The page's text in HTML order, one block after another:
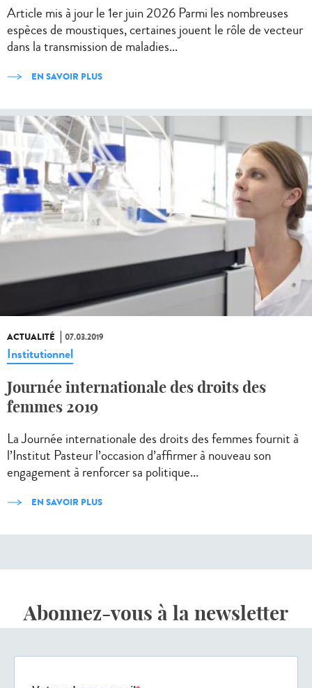
Article mis à jour le 1er juin 2026 Parmi les nombreuses
espèces de moustiques, certaines jouent le rôle de vecteur
dans la transmission de maladies...
EN SAVOIR PLUS
ACTUALITÉ 07.03.2019
Institutionnel
Journée internationale des droits des
femmes 2019
La Journée internationale des droits des femmes fournit à
l’Institut Pasteur l’occasion d’affirmer à nouveau son
engagement à renforcer sa politique...
EN SAVOIR PLUS
Abonnez-vous à la newsletter